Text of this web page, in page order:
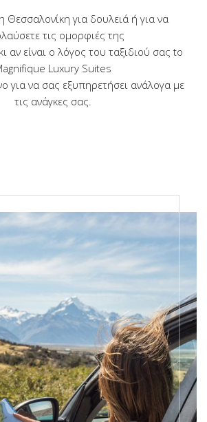
Θεσσαλονίκη για δουλειά ή για να
τις ομορφιές της
αν είναι ο λόγος του ταξιδιού σας tο
Luxury Suites
για να σας εξυπηρετήσει ανάλογα με
τις ανάγκες σας.